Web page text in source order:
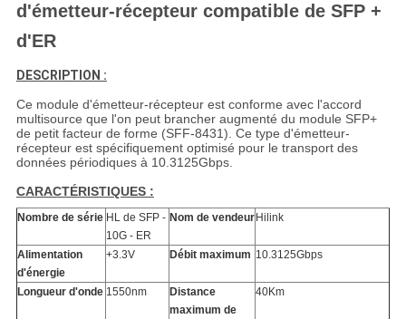
d'émetteur-récepteur compatible de SFP +
d'ER
DESCRIPTION :
Ce module d'émetteur-récepteur est conforme avec l'accord
multisource que l'on peut brancher augmenté du module SFP+
de petit facteur de forme (SFF-8431). Ce type d'émetteur-
récepteur est spécifiquement optimisé pour le transport des
données périodiques à 10.3125Gbps.
CARACTÉRISTIQUES :
Nombre de série HL de SFP -
10G - ER
Nom de vendeur Hilink
Alimentation
d'énergie
+3.3V Débit maximum 10.3125Gbps
Longueur d'onde 1550nm
Distance
maximum de
40Km